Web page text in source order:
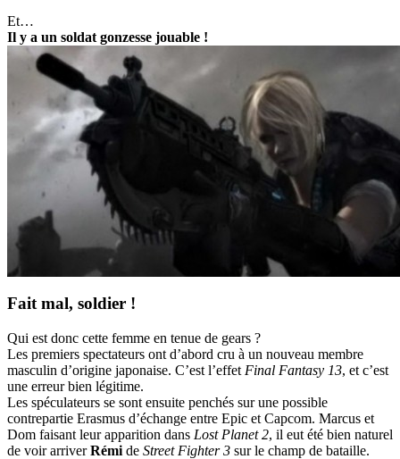
Et…
Il y a un soldat gonzesse jouable !
Fait mal, soldier !
Qui est donc cette femme en tenue de gears ?
Les premiers spectateurs ont d’abord cru à un nouveau membre
masculin d’origine japonaise. C’est l’effet Final Fantasy 13, et c’est
une erreur bien légitime.
Les spéculateurs se sont ensuite penchés sur une possible
contrepartie Erasmus d’échange entre Epic et Capcom. Marcus et
Dom faisant leur apparition dans Lost Planet 2, il eut été bien naturel
de voir arriverRémi de Street Fighter 3 sur le champ de bataille.